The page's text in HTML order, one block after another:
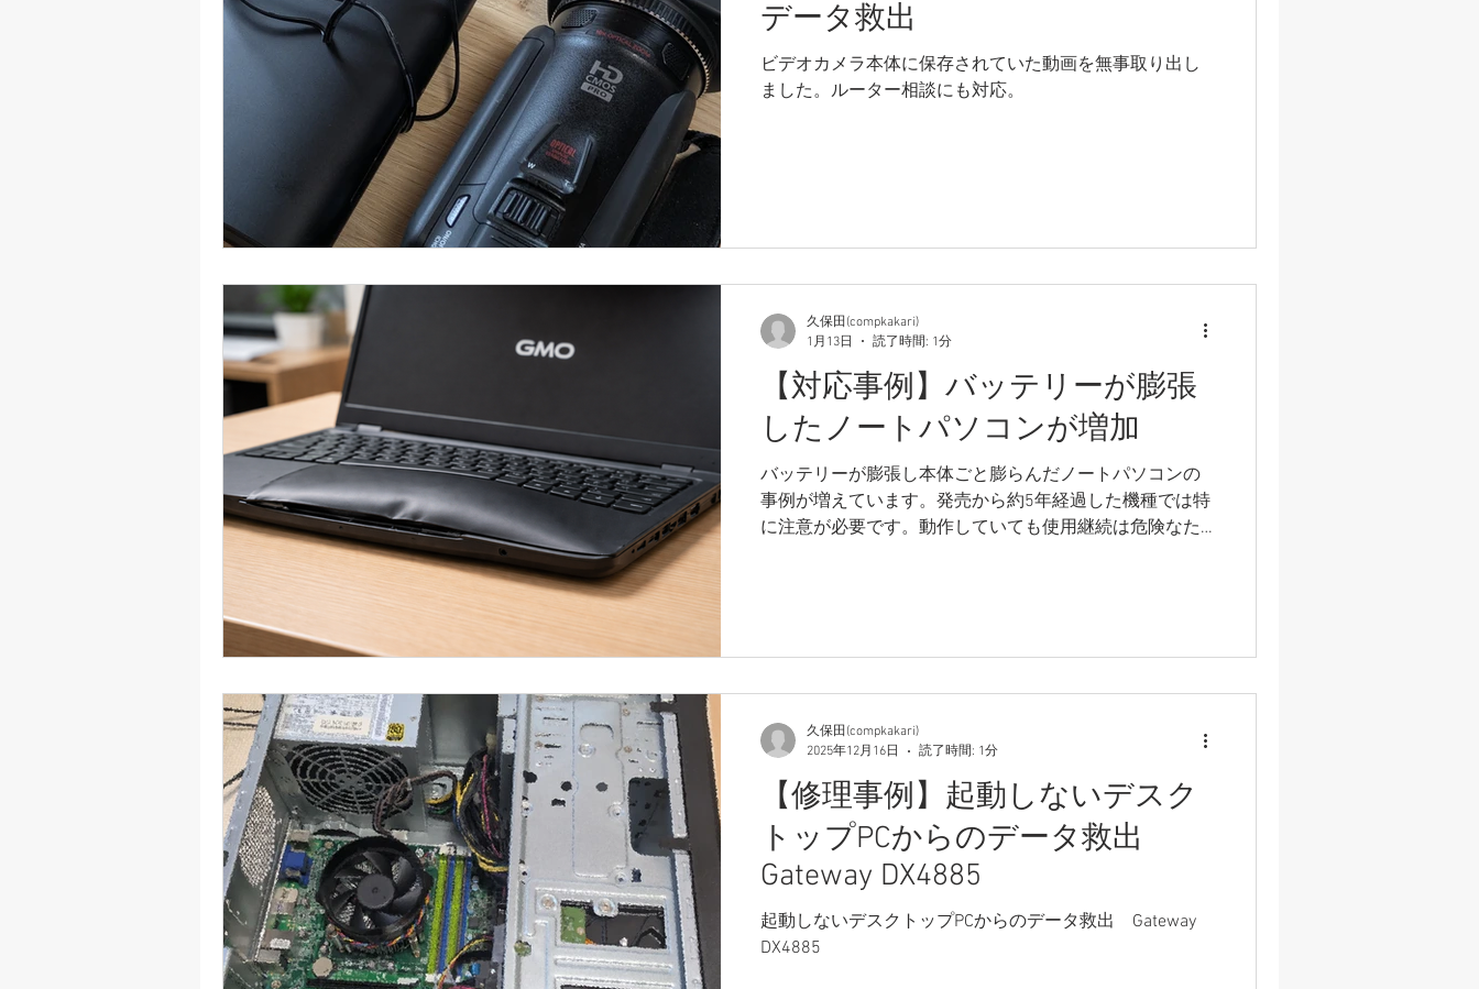
データ救出
ビデオカメラ本体に保存されていた動画を無事取り出し
ました。ルーター相談にも対応。
【対応事例】バッテリーが膨張
したノートパソコンが増加
バッテリーが膨張し本体ごと膨らんだノートパソコンの
事例が増えています。発売から約5年経過した機種では特
に注意が必要です。動作していても使用継続は危険なた
久保田(compkakari)
1月13日
読了時間: 1分
【修理事例】起動しないデスク
トップPCからのデータ救出
Gateway DX4885
起動しないデスクトップPCからのデータ救出 Gateway
DX4885
久保田(compkakari)
2025年12月16日
読了時間: 1分